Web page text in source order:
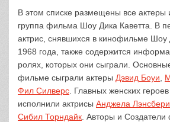
В этом списке размещены все актеры
группа фильма Шоу Дика Каветта. В
актрис, снявшихся в кинофильме Шоу
1968 года, также содержится
ролях, которых они сыграли.
фильме сыграли актеры Дэвид Боуи
Фил Силверс . Главных женских
исполнили актрисы Анджела Лэнсбери
Сибил Торндайк . Авторы и